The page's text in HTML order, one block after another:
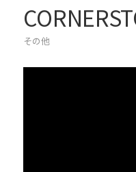
その他